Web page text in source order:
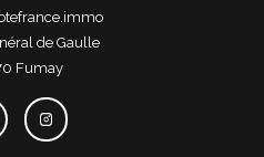
de Gaulle
fumay